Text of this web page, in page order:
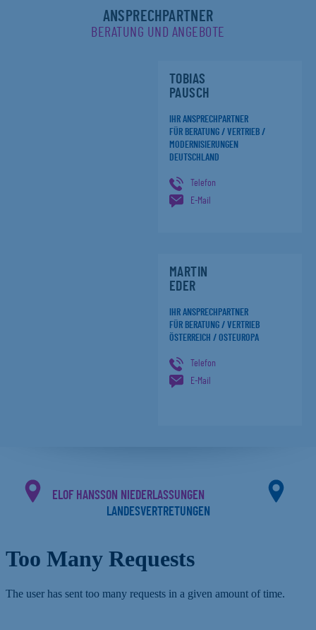
ANSPRECHPARTNER
BERATUNG UND ANGEBOTE
TOBIAS
PAUSCH
IHR ANSPRECHPARTNER
FÜR BERATUNG / VERTRIEB /
MODERNISIERUNGEN
DEUTSCHLAND
Telefon
E-Mail
MARTIN
EDER
IHR ANSPRECHPARTNER
FÜR BERATUNG / VERTRIEB
ÖSTERREICH / OSTEUROPA
Telefon
E-Mail
ELOF HANSSON NIEDERLASSUNGEN
LANDESVERTRETUNGEN